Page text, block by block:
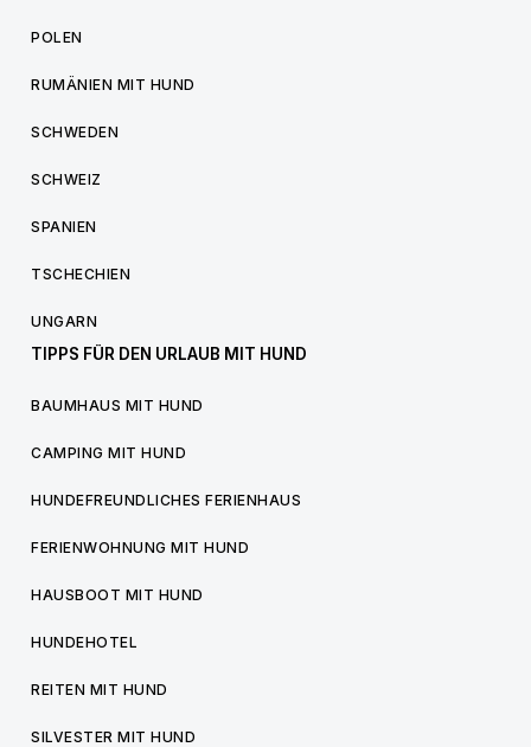
POLEN
RUMÄNIEN MIT HUND
SCHWEDEN
SCHWEIZ
SPANIEN
TSCHECHIEN
UNGARN
TIPPS FÜR DEN URLAUB MIT HUND
BAUMHAUS MIT HUND
CAMPING MIT HUND
HUNDEFREUNDLICHES FERIENHAUS
FERIENWOHNUNG MIT HUND
HAUSBOOT MIT HUND
HUNDEHOTEL
REITEN MIT HUND
SILVESTER MIT HUND